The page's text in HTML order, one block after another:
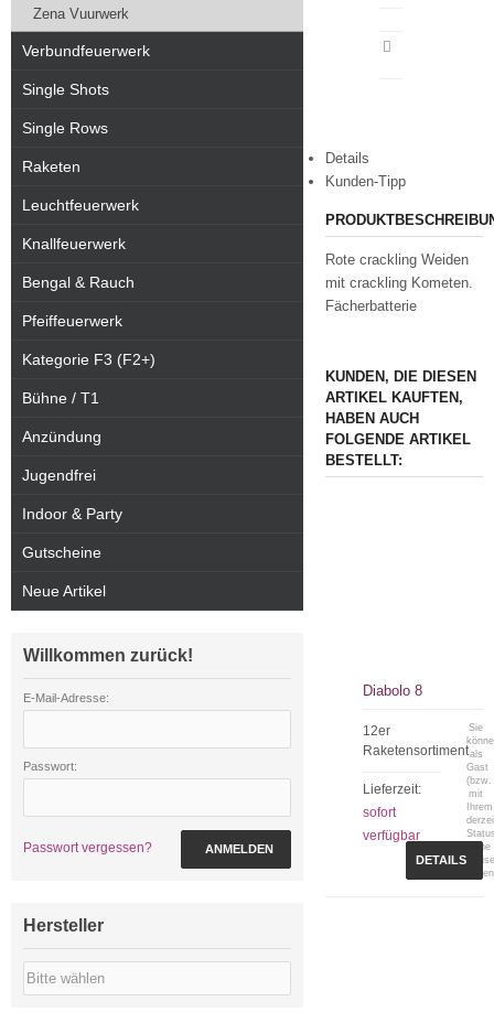
Details
Kunden-Tipp
Rote crackling Weiden
mit crackling Kometen.
Fächerbatterie
KUNDEN, DIE DIESEN
ARTIKEL KAUFTEN,
HABEN AUCH
FOLGENDE ARTIKEL
BESTELLT:
Diabolo 8
12er
Raketensortiment
Lieferzeit:
sofort
verfügbar
Sie
als
Gast
(bzw.
mit
Ihrem
keine
DETAILS
Zena Vuurwerk
Verbundfeuerwerk
Single Shots
Single Rows
Raketen
Leuchtfeuerwerk
Knallfeuerwerk
Bengal & Rauch
Pfeiffeuerwerk
Kategorie F3 (F2+)
Bühne / T1
Anzündung
Jugendfrei
Indoor & Party
Gutscheine
Neue Artikel
Willkommen zurück!
E-Mail-Adresse:
Passwort:
Passwort vergessen? ANMELDEN
Hersteller